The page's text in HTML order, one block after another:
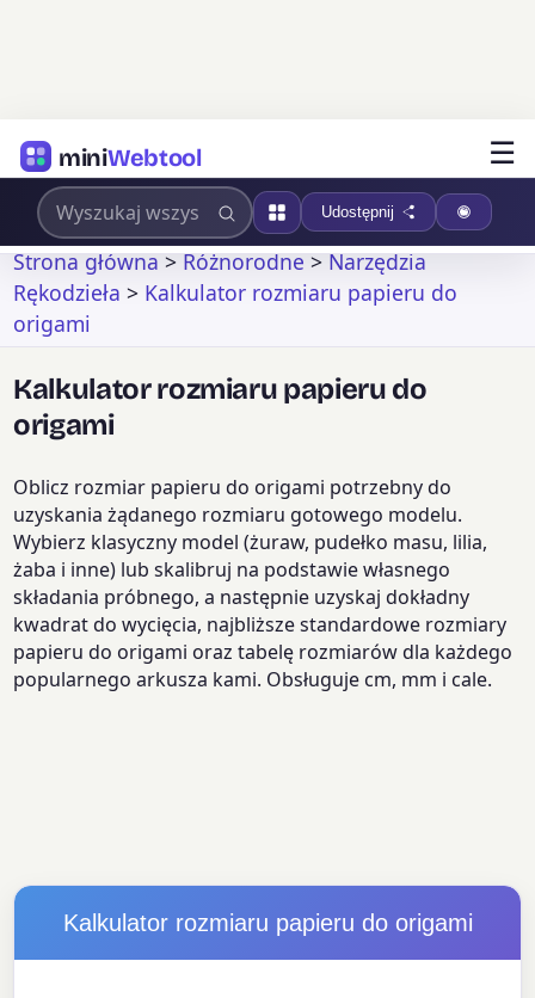
miniWebtool ☰
Udostępnij
Strona główna>Różnorodne>Narzędzia
Rękodzieła > Kalkulator rozmiaru papieru do
origami
Kalkulator rozmiaru papieru do
origami
Oblicz rozmiar papieru do origami potrzebny do
uzyskania żądanego rozmiaru gotowego modelu.
Wybierz klasyczny model (żuraw, pudełko masu, lilia,
żaba i inne) lub skalibruj na podstawie własnego
składania próbnego, a następnie uzyskaj dokładny
kwadrat do wycięcia, najbliższe standardowe rozmiary
papieru do origami oraz tabelę rozmiarów dla każdego
popularnego arkusza kami. Obsługuje cm, mm i cale.
Kalkulator rozmiaru papieru do origami